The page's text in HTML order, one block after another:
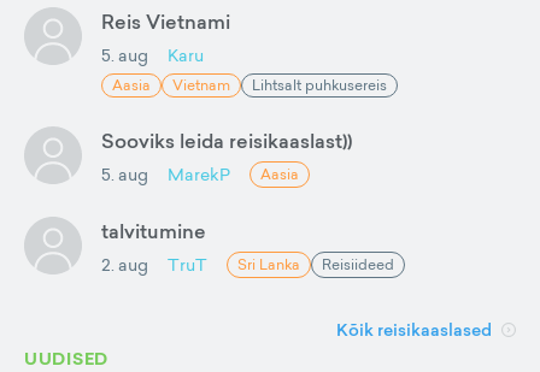
Reis Vietnami
5. aug Karu
Aasia Vietnam Lihtsalt puhkusereis
Sooviks leida reisikaaslast))
5. aug MarekP Aasia
talvitumine
2. aug TruT Sri Lanka Reisiideed
Kõik reisikaaslased
UUDISED